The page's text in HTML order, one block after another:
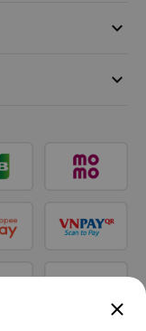
keyboard_arrow_down
keyboard_arrow_down
close